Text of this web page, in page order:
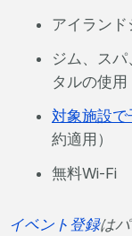
アイランド
ジム、ス
タルの使用
対象施設
約適用）
無料Wi-Fi
イベント登録は